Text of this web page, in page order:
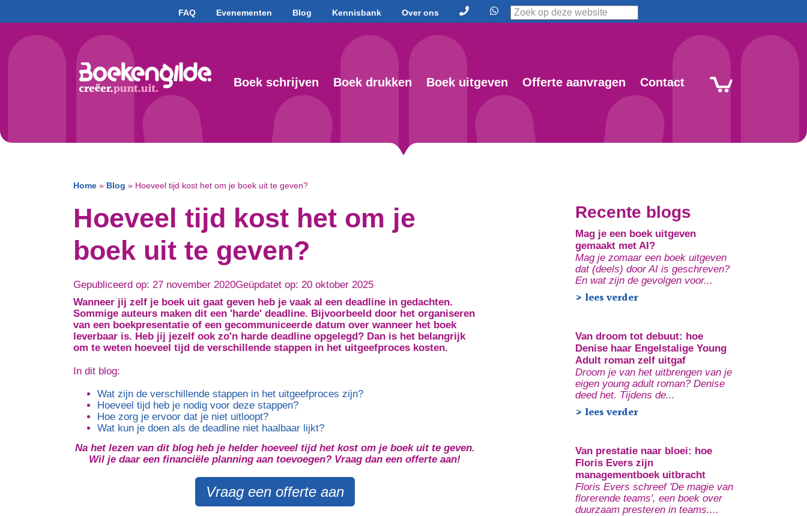
FAQ Evenementen Blog Kennisbank Over ons
Boek schrijven Boek drukken Boek uitgeven Offerte aanvragen Contact
Home » Blog » Hoeveel tijd kost het om je boek uit te geven?
Hoeveel tijd kost het om je
boek uit te geven?
Gepubliceerd op: 27 november 2020Geüpdatet op: 20 oktober 2025
Wanneer jij zelf je boek uit gaat geven heb je vaak al een deadline in gedachten.
Sommige auteurs maken dit een 'harde' deadline. Bijvoorbeeld door het organiseren
van een boekpresentatie of een gecommuniceerde datum over wanneer het boek
leverbaar is. Heb jij jezelf ook zo'n harde deadline opgelegd? Dan is het belangrijk
om te weten hoeveel tijd de verschillende stappen in het uitgeefproces kosten.
In dit blog:
Wat zijn de verschillende stappen in het uitgeefproces zijn?
Hoeveel tijd heb je nodig voor deze stappen?
Hoe zorg je ervoor dat je niet uitloopt?
Wat kun je doen als de deadline niet haalbaar lijkt?
Na het lezen van dit blog heb je helder hoeveel tijd het kost om je boek uit te geven.
Wil je daar een financiële planning aan toevoegen? Vraag dan een offerte aan!
Vraag een offerte aan
Recente blogs
Mag je een boek uitgeven
gemaakt met AI?
Mag je zomaar een boek uitgeven
dat (deels) door AI is geschreven?
En wat zijn de gevolgen voor...
> lees verder
Van droom tot debuut: hoe
Denise haar Engelstalige Young
Adult roman zelf uitgaf
Droom je van het uitbrengen van je
eigen young adult roman? Denise
deed het. Tijdens de...
> lees verder
Van prestatie naar bloei: hoe
Floris Evers zijn
managementboek uitbracht
Floris Evers schreef 'De magie van
florerende teams', een boek over
duurzaam presteren in teams....